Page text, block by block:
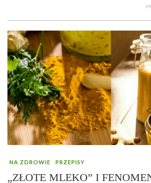
NA ZDROWIE PRZEPISY
„ZŁOTE MLEKO” I